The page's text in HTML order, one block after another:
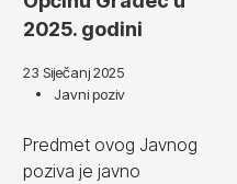
2025. godini
23 Siječanj 2025
Javni poziv
Predmet ovog Javnog
poziva je javno